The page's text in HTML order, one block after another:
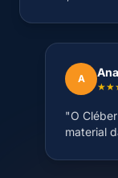
A
"O
material